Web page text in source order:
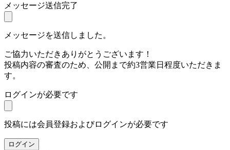
メッセージ送信完了
メッセージを送信しました。
ご協力いただきありがとうございます！
投稿内容の審査のため、公開まで約3営業日程度いただきま
す。
ログインが必要です
投稿には会員登録およびログインが必要です
ログイン